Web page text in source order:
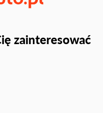
zainteresować